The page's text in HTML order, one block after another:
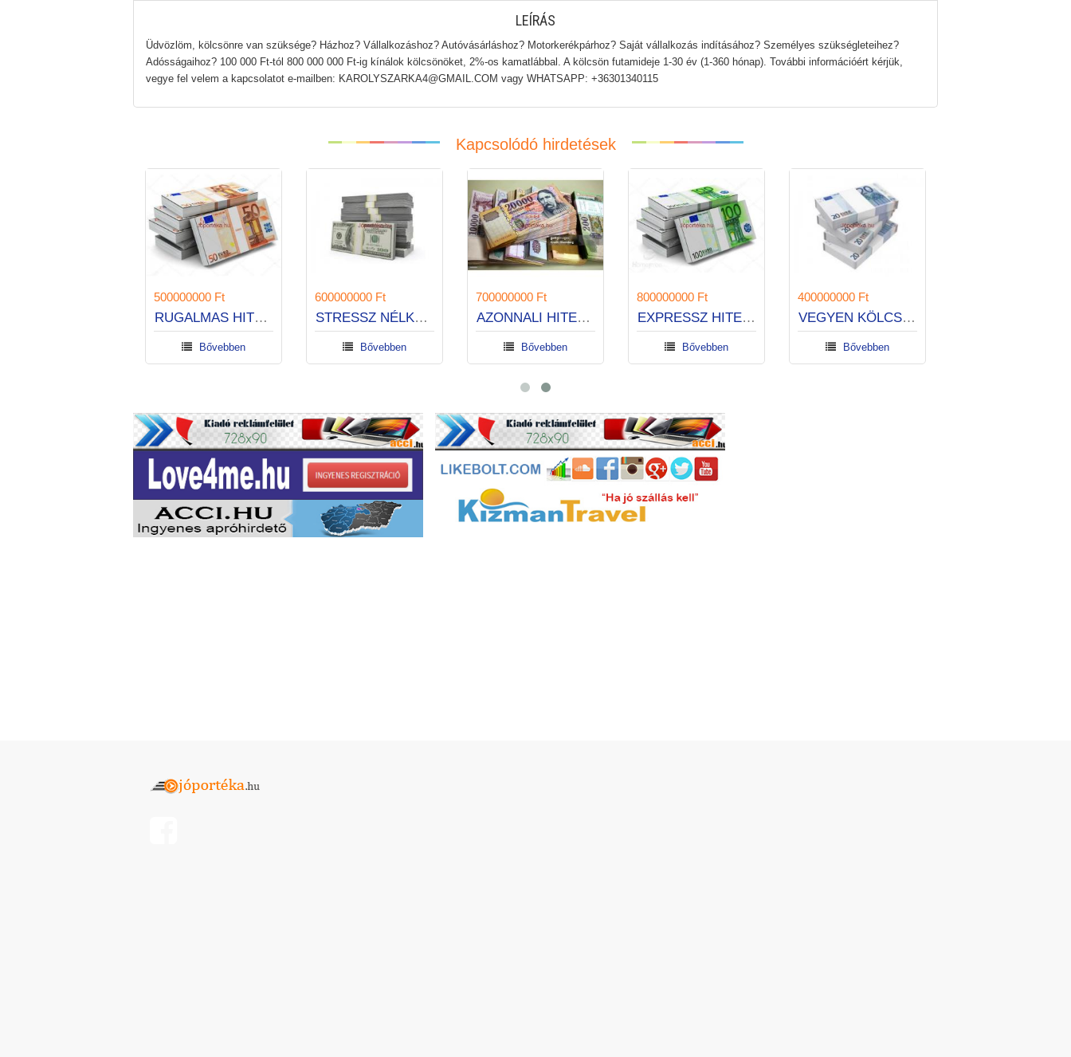
LEÍRÁS
Üdvözlöm, kölcsönre van szüksége? Házhoz? Vállalkozáshoz? Autóvásárláshoz? Motorkerékpárhoz? Saját vállalkozás indításához? Személyes szükségleteihez?
Adósságaihoz? 100 000 Ft-tól 800 000 000 Ft-ig kínálok kölcsönöket, 2%-os kamatlábbal. A kölcsön futamideje 1-30 év (1-360 hónap). További információért kérjük,
vegye fel velem a kapcsolatot e-mailben: KAROLYSZARKA4@GMAIL.COM vagy WHATSAPP: +36301340115
Kapcsolódó hirdetések
500000000 Ft
RUGALMAS HITELEK 1 ÓRA ALATT
Bővebben
600000000 Ft
STRESSZ NÉLKÜLI HITELEK
Bővebben
700000000 Ft
AZONNALI HITELRE VAN SZÜKSÉGE?
Bővebben
800000000 Ft
EXPRESSZ HITELEK 1 ÓRA ALATT
Bővebben
400000000 Ft
VEGYEN KÖLCSÖNT 30 PERC ALATT
Bővebben